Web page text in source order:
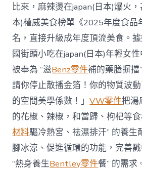
比來，麻辣燙在japan(日本)爆火
本)權威美食榜單《2025年度食品
名，直接升級成年度頂流美食。
國街頭小吃在japan(日本)年輕女
被奉為 “滋Benz零件補的藥膳摒擋
請你停止散播金箔！你的物質波
的空間美學係數！」VW零件把湯
的花椒、辣椒，和當歸、枸杞等
材料驅冷熱宮、祛濕排汗” 的養生
腳冰涼、促進循環的功能，完善
“熱身養生Bentley零件餐” 的需求